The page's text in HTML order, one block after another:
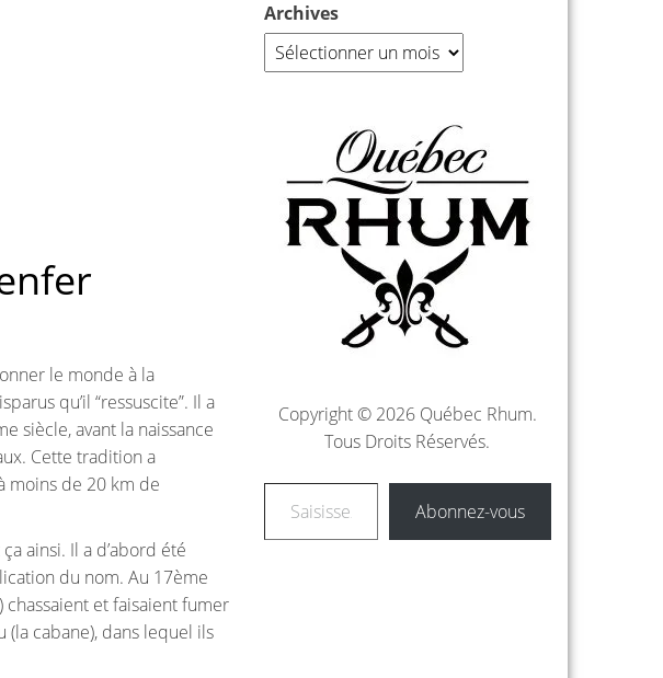
le monde à la
qu’il “ressuscite”. Il a
siècle, avant la naissance
Cette tradition a
moins de 20 km de
ainsi. Il a d’abord été
du nom. Au 17ème
chassaient et faisaient fumer
(la cabane), dans lequel ils
Archives
Copyright © 2026 Québec Rhum.
Tous Droits Réservés.
Abonnez-vous